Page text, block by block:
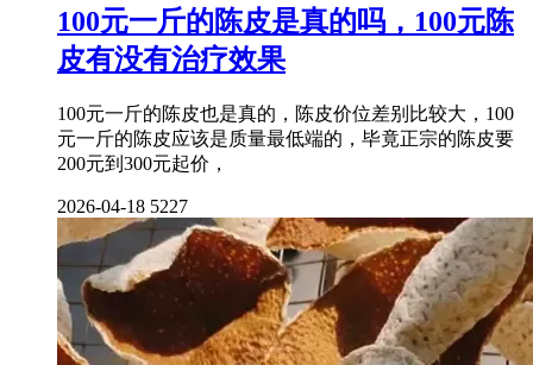
100元一斤的陈皮是真的吗，100元陈
皮有没有治疗效果
100元一斤的陈皮也是真的，陈皮价位差别比较大，100
元一斤的陈皮应该是质量最低端的，毕竟正宗的陈皮要
200元到300元起价，
2026-04-18 5227